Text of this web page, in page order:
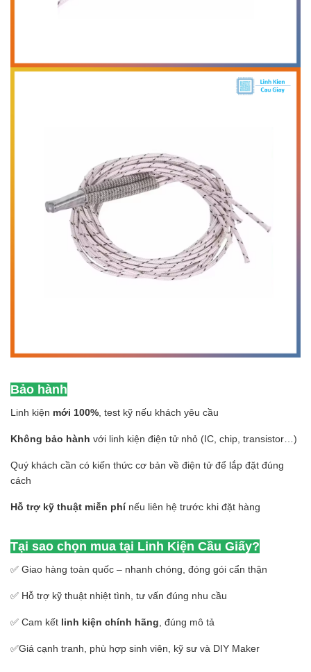
Bảo hành
Linh kiện mới 100% , test kỹ nếu khách yêu cầu
Không bảo hành với linh kiện điện tử nhỏ (IC, chip, transistor…)
Quý khách cần có kiến thức cơ bản về điện tử để lắp đặt đúng
cách
Hỗ trợ kỹ thuật miễn phínếu liên hệ trước khi đặt hàng
Tại sao chọn mua tại Linh Kiện Cầu Giấy?
✅ Giao hàng toàn quốc – nhanh chóng, đóng gói cẩn thận
✅ Hỗ trợ kỹ thuật nhiệt tình, tư vấn đúng nhu cầu
✅ Cam kết linh kiện chính hãng , đúng mô tả
✅Giá cạnh tranh, phù hợp sinh viên, kỹ sư và DIY Maker